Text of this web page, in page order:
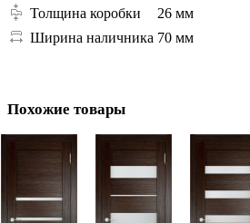
Толщина коробки
26 мм
Ширина наличника 70 мм
Похожие товары